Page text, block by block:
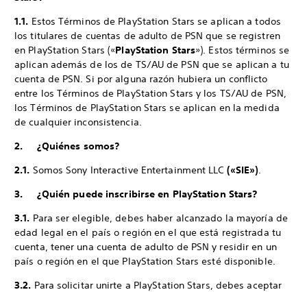
1.1. Estos Términos de PlayStation Stars se aplican a todos
los titulares de cuentas de adulto de PSN que se registren
en PlayStation Stars («PlayStation Stars»). Estos términos se
aplican además de los de TS/AU de PSN que se aplican a tu
cuenta de PSN. Si por alguna razón hubiera un conflicto
entre los Términos de PlayStation Stars y los TS/AU de PSN,
los Términos de PlayStation Stars se aplican en la medida
de cualquier inconsistencia.
2. ¿Quiénes somos?
2.1. Somos Sony Interactive Entertainment LLC («SIE»).
3. ¿Quién puede inscribirse en PlayStation Stars?
3.1. Para ser elegible, debes haber alcanzado la mayoría de
edad legal en el país o región en el que está registrada tu
cuenta, tener una cuenta de adulto de PSN y residir en un
país o región en el que PlayStation Stars esté disponible.
3.2. Para solicitar unirte a PlayStation Stars, debes aceptar